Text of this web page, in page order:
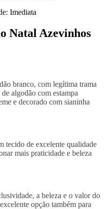
Imediata
Natal Azevinhos
branco, com legítima trama
algodão com estampa
e decorado com sianinha
tecido de excelente qualidade
mais praticidade e beleza
a beleza e o valor do
opção também para